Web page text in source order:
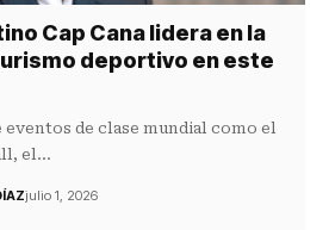
Cap Cana lidera en la
deportivo en este
de clase mundial como el
el…
julio 1, 2026